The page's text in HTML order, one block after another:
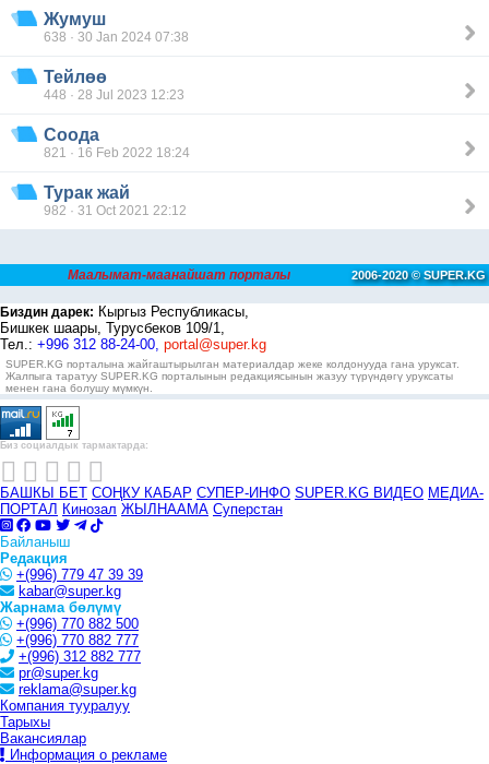
Жумуш
638 · 30 Jan 2024 07:38
Тейлөө
448 · 28 Jul 2023 12:23
Соода
821 · 16 Feb 2022 18:24
Турак жай
982 · 31 Oct 2021 22:12
Маалымат-маанайшат порталы 2006-2020 © SUPER.KG
Биздин дарек: Кыргыз Республикасы,
Бишкек шаары, Турусбеков 109/1,
Тел.: +996 312 88-24-00, portal@super.kg
SUPER.KG порталына жайгаштырылган материалдар жеке колдонууда гана уруксат.
Жалпыга таратуу SUPER.KG порталынын редакциясынын жазуу түрүндөгү уруксаты
менен гана болушу мүмкүн.
Биз социалдык тармактарда:
БАШКЫ БЕТ СОҢКУ КАБАР СУПЕР-ИНФО SUPER.KG ВИДЕО МЕДИА-
ПОРТАЛ Кинозал ЖЫЛНААМА Суперстан
Байланыш
Редакция
+(996) 779 47 39 39
kabar@super.kg
Жарнама бөлүмү
+(996) 770 882 500
+(996) 770 882 777
+(996) 312 882 777
pr@super.kg
reklama@super.kg
Компания тууралуу
Тарыхы
Вакансиялар
Информация о рекламе